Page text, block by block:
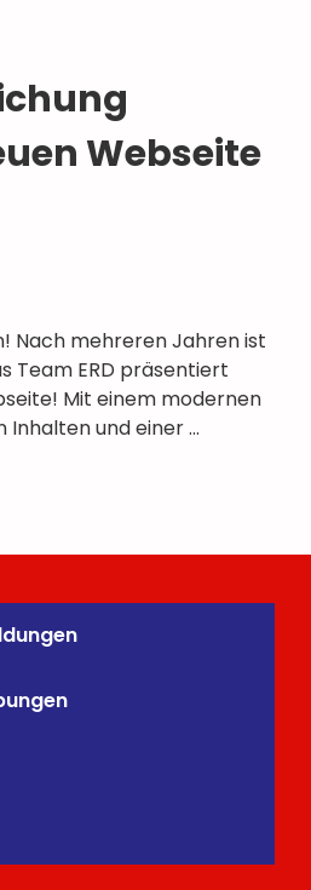
Webseite
Nach mehreren Jahren ist
Team ERD präsentiert
Mit einem modernen
Inhalten und einer …